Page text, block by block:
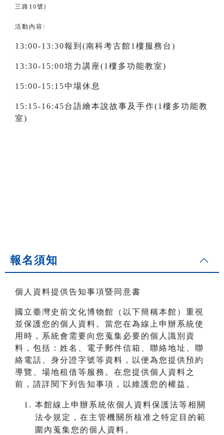
三路 10號 )
活動內容:
13:00-13:30報到(南科考古館1樓服務台)
13:30-15:00培力講座(1樓多功能教室)
15:00-15:15中場休息
15:15-16:45台語繪本說故事及手作(1樓多功能教
室)
報名須知
個人資料提供告知事項暨同意書
國立臺灣史前文化博物館（以下簡稱本館）重視
並保護您的個人資料。當您在為線上申辦系統使
用時，系統會需要向您蒐集必要的個人識別資
料，包括：姓名、電子郵件信箱、聯絡地址、聯
絡電話、身分證字號等資料，以便為您提供預約
導覽、場地租借等服務。在您提供個人資料之
前，請詳閱下列告知事項，以維護您的權益。
本館線上申辦系統依個人資料保護法等相關
法令規定，在主管機關所核准之特定目的範
圍內蒐集您的個人資料。